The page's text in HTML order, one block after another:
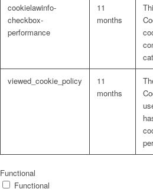
cookielawinfo-
checkbox-
performance
11
months
viewed_cookie_policy
11
months
Functional
Functional